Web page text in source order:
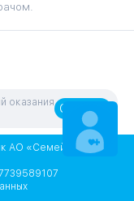
оказания Оценить
АО «Семейный
ЗАПИСАТЬСЯ
НА ПРИЕМ